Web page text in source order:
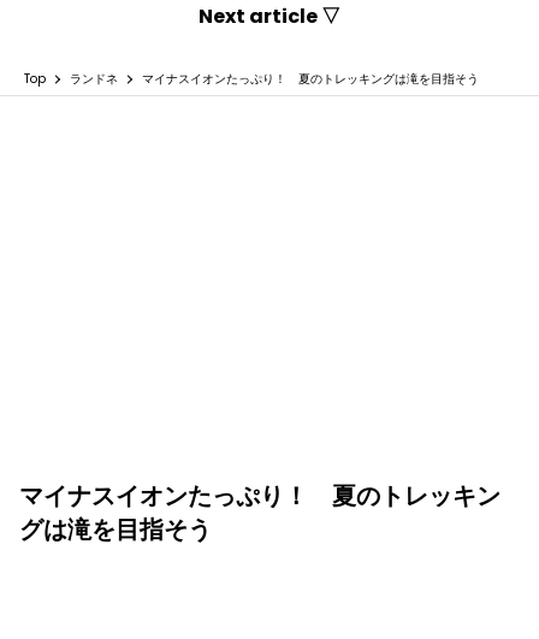
Next article ▽
Top ランドネ マイナスイオンたっぷり！ 夏のトレッキングは滝を目指そう
マイナスイオンたっぷり！ 夏のトレッキン
グは滝を目指そう